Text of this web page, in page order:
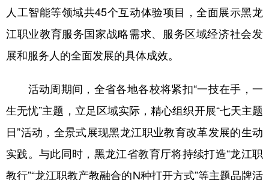
人工智能等领域共45个互动体验项目，全面展示黑龙
江职业教育服务国家战略需求、服务区域经济社会发
展和服务人的全面发展的具体成效。
活动周期间，全省各地各校将紧扣“一技在手，一
生无忧”主题，立足区域实际，精心组织开展“七天主题
日”活动，全景式展现黑龙江职业教育改革发展的生动
实践。与此同时，黑龙江省教育厅将持续打造“龙江职
教行”“龙江职教产教融合的N种打开方式”等主题品牌活